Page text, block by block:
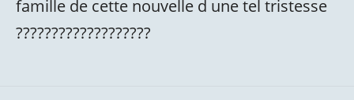
famille de cette nouvelle d une tel tristesse
???????????????????